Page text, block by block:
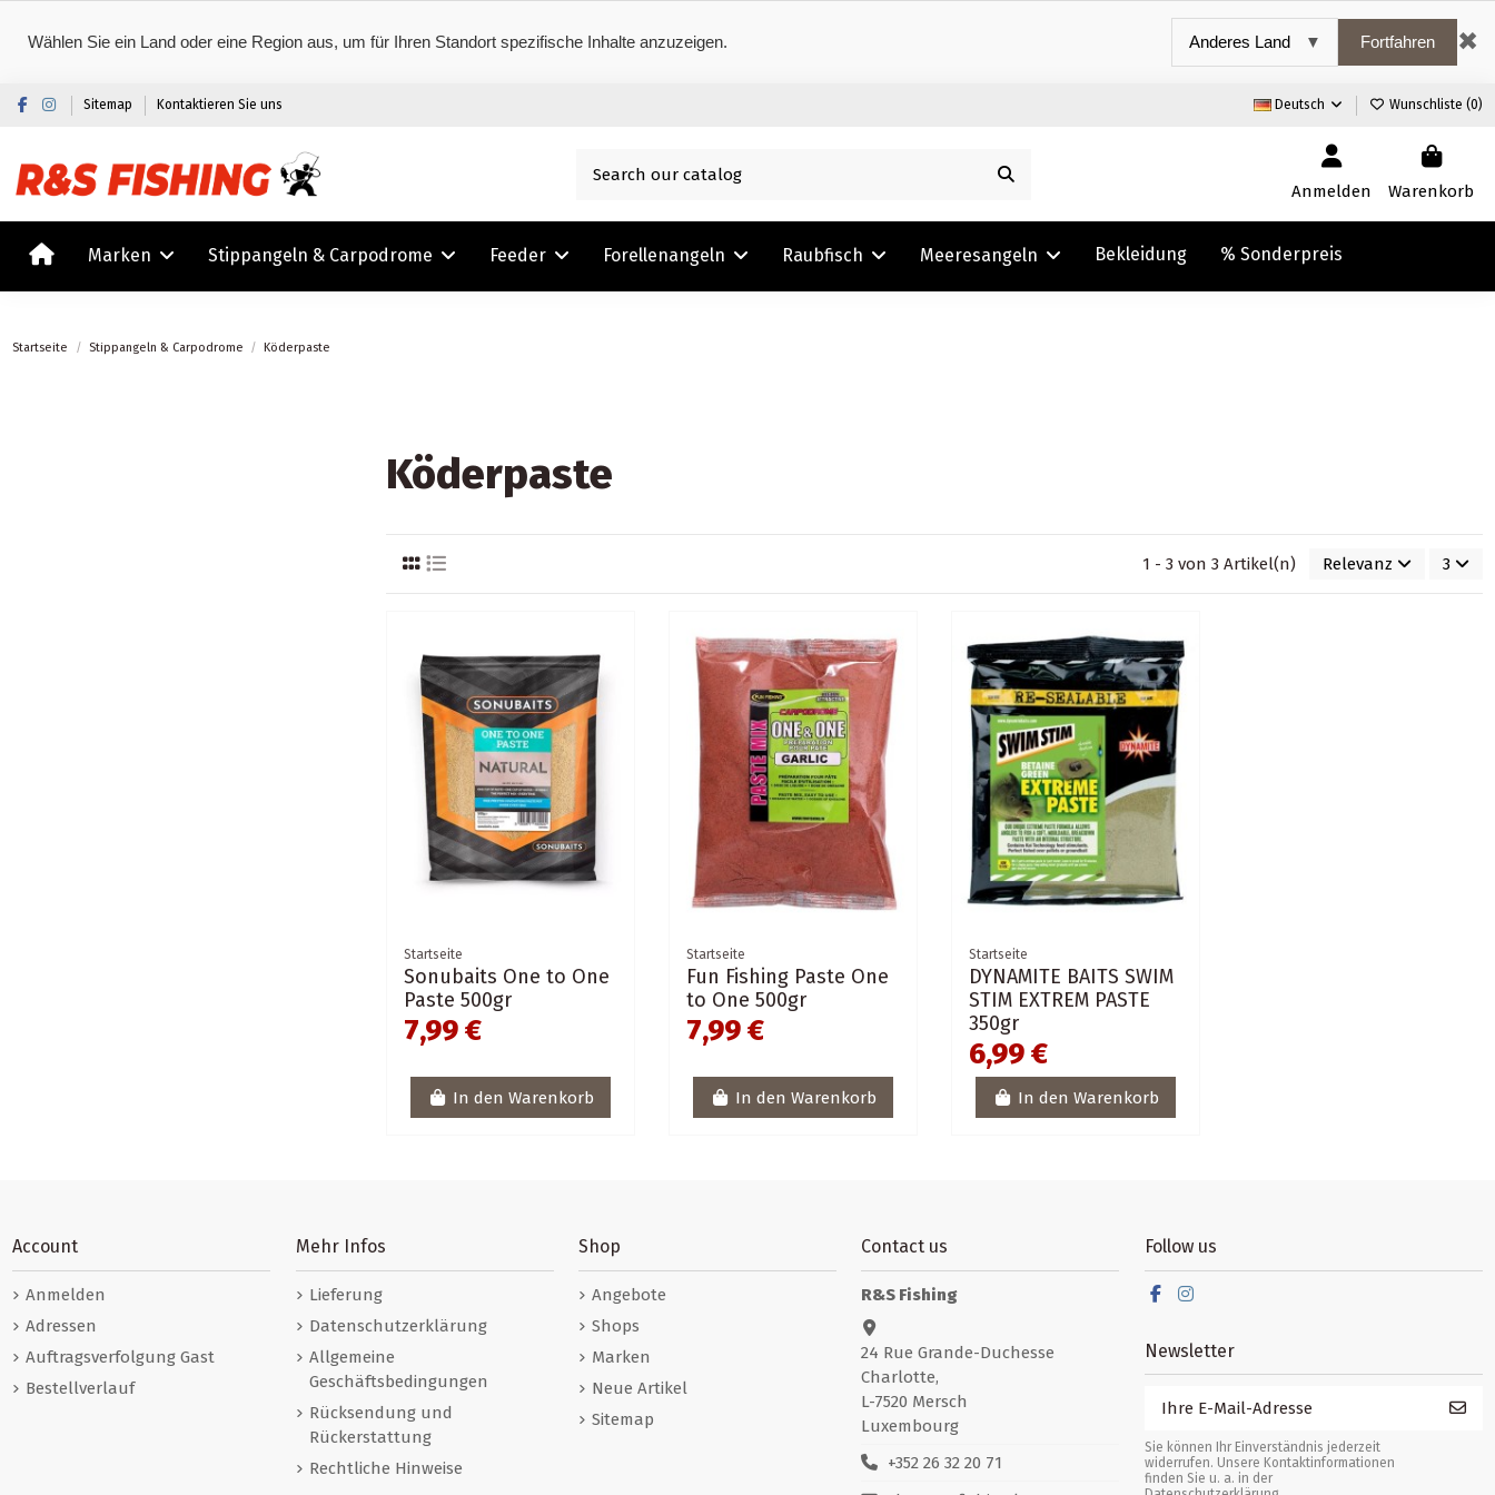
Wählen Sie ein Land oder eine Region aus, um für Ihren Standort spezifische Inhalte anzuzeigen. Fortfahren ✖
Sitemap Kontaktieren Sie uns Deutsch Wunschliste (0)
Anmelden Warenkorb
Marken Stippangeln & Carpodrome Feeder Forellenangeln Raubfisch Meeresangeln Bekleidung % Sonderpreis
Startseite Stippangeln & Carpodrome Köderpaste
Köderpaste
1 - 3 von 3 Artikel(n) Relevanz 3
Startseite
Sonubaits One to One
Paste 500gr
7,99 €
In den Warenkorb
Startseite
Fun Fishing Paste One
to One 500gr
7,99 €
In den Warenkorb
Startseite
DYNAMITE BAITS SWIM
STIM EXTREM PASTE
350gr
6,99 €
In den Warenkorb
Account
Anmelden
Adressen
Auftragsverfolgung Gast
Bestellverlauf
Mehr Infos
Lieferung
Datenschutzerklärung
Allgemeine
Geschäftsbedingungen
Rücksendung und
Rückerstattung
Rechtliche Hinweise
Shop
Angebote
Shops
Marken
Neue Artikel
Sitemap
Contact us
R&S Fishing
24 Rue Grande-Duchesse
Charlotte,
L-7520 Mersch
Luxembourg
+352 26 32 20 71
Follow us
Newsletter
Sie können Ihr Einverständnis jederzeit
widerrufen. Unsere Kontaktinformationen
finden Sie u. a. in der